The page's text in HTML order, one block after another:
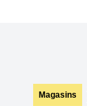
Magasins